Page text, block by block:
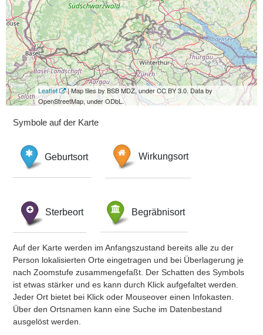
Leaflet
| Map tiles by BSB MDZ, under CC BY 3.0. Data by
OpenStreetMap, under ODbL.
Symbole auf der Karte
Geburtsort Wirkungsort
Sterbeort Begräbnisort
Auf der Karte werden im Anfangszustand bereits alle zu der
Person lokalisierten Orte eingetragen und bei Überlagerung je
nach Zoomstufe zusammengefaßt. Der Schatten des Symbols
ist etwas stärker und es kann durch Klick aufgefaltet werden.
Jeder Ort bietet bei Klick oder Mouseover einen Infokasten.
Über den Ortsnamen kann eine Suche im Datenbestand
ausgelöst werden.